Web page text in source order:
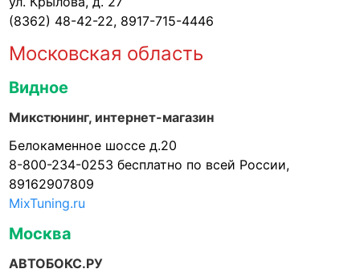
(8362) 48-42-22, 8917-715-4446
Московская область
Видное
Микстюнинг, интернет-магазин
Белокаменное шоссе д.20
8-800-234-0253 бесплатно по всей России,
89162907809
MixTuning.ru
Москва
АВТОБОКС.РУ